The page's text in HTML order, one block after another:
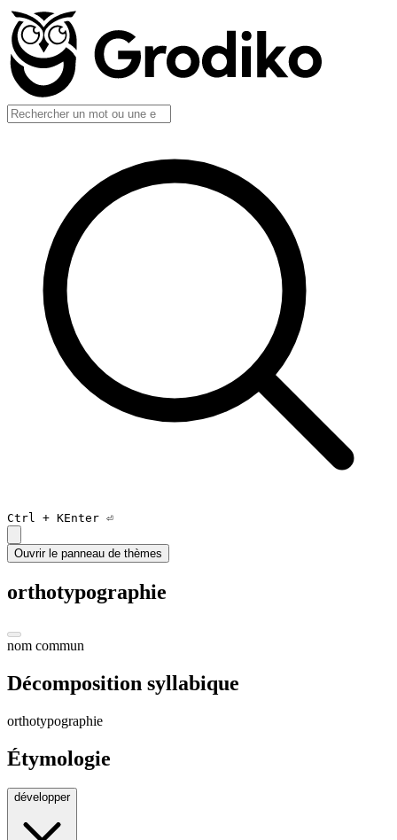
Ctrl + KEnter ⏎
Ouvrir le panneau de thèmes
orthotypographie
nom commun
Décomposition syllabique
orthotypographie
Étymologie
développer